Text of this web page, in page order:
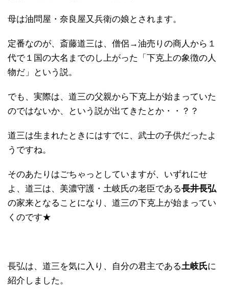
母は油問屋・奈良屋又兵衛の娘とされます。
定番なのが、斎藤道三は、僧侶→油売りの商人から１
代で１国の大名までのし上がった「下克上の象徴の人
物だ」という説。
でも、実際は、道三の父親から下克上が始まっていた
のではないか、という説が出てきたとか・・？？
道三は生まれたときにはすでに、武士の子供だったよ
うですね。
そのあたりはごちゃっとしていますが、いずれにせ
よ、道三は、美濃守護・土岐氏の老臣である長井長弘
の家来となることになり、道三の下克上が始まってい
くのです★
長弘は、道三を気に入り、自分の君主である土岐氏に
紹介しました。